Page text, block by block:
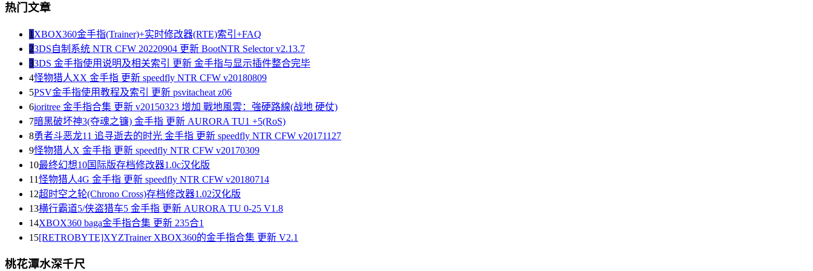
热门文章
1 XBOX360金手指(Trainer)+实时修改器(RTE)索引+FAQ
23DS自制系统 NTR CFW 20220904 更新 BootNTR Selector v2.13.7
33DS 金手指使用说明及相关索引 更新 金手指与显示插件整合完毕
4怪物猎人XX 金手指 更新 speedfly NTR CFW v20180809
5PSV金手指使用教程及索引 更新 psvitacheat z06
6ioritree 金手指合集 更新 v20150323 增加 戰地風雲：強硬路線(战地 硬仗)
7暗黑破坏神3(夺魂之镰) 金手指 更新 AURORA TU1 +5(RoS)
8勇者斗恶龙11 追寻逝去的时光 金手指 更新 speedfly NTR CFW v20171127
9怪物猎人X 金手指 更新 speedfly NTR CFW v20170309
10最终幻想10国际版存档修改器1.0c汉化版
11怪物猎人4G 金手指 更新 speedfly NTR CFW v20180714
12超时空之轮(Chrono Cross)存档修改器1.02汉化版
13横行霸道5/侠盗猎车5 金手指 更新 AURORA TU 0-25 V1.8
14XBOX360 baga金手指合集 更新 235合1
15[RETROBYTE]XYZTrainer XBOX360的金手指合集 更新 V2.1
桃花潭水深千尺